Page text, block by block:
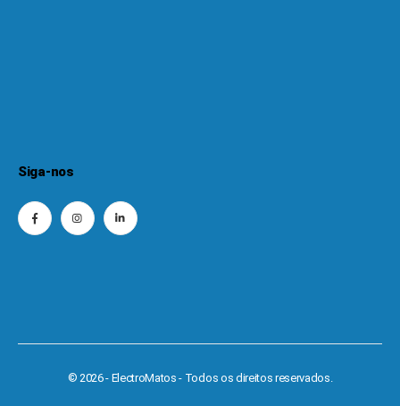
Siga-nos
© 2026 - ElectroMatos - Todos os direitos reservados.